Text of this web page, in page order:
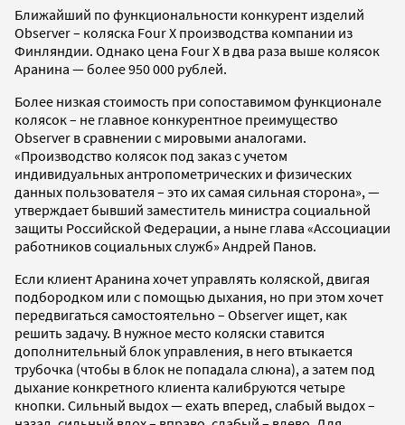
Ближайший по функциональности конкурент изделий
Observer – коляска Four X производства компании из
Финляндии. Однако цена Four X в два раза выше колясок
Аранина — более 950 000 рублей.
Более низкая стоимость при сопоставимом функционале
колясок – не главное конкурентное преимущество
Observer в сравнении с мировыми аналогами.
«Производство колясок под заказ с учетом
индивидуальных антропометрических и физических
данных пользователя – это их самая сильная сторона», —
утверждает бывший заместитель министра социальной
защиты Российской Федерации, а ныне глава «Ассоциации
работников социальных служб» Андрей Панов.
Если клиент Аранина хочет управлять коляской, двигая
подбородком или с помощью дыхания, но при этом хочет
передвигаться самостоятельно – Observer ищет, как
решить задачу. В нужное место коляски ставится
дополнительный блок управления, в него втыкается
трубочка (чтобы в блок не попадала слюна), а затем под
дыхание конкретного клиента калибруются четыре
кнопки. Сильный выдох — ехать вперед, слабый выдох –